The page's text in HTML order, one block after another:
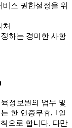
스 권한설정을 위
하는 경미한 사항
정보원의 업무 및
한 연중무휴, 1일
으로 합니다. 다만